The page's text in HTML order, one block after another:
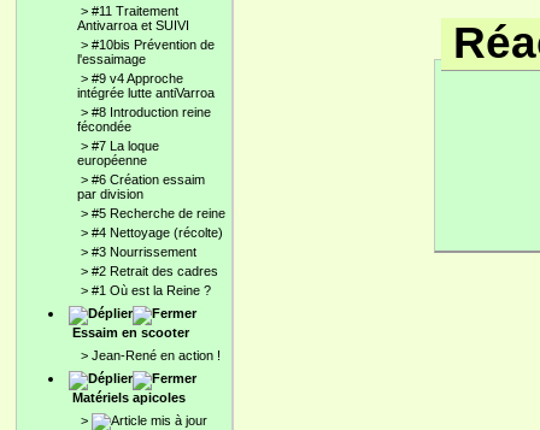
> #11 Traitement
Antivarroa et SUIVI
> #10bis Prévention de
l'essaimage
> #9 v4 Approche
intégrée lutte antiVarroa
> #8 Introduction reine
fécondée
> #7 La loque
européenne
> #6 Création essaim
par division
> #5 Recherche de reine
> #4 Nettoyage (récolte)
> #3 Nourrissement
> #2 Retrait des cadres
> #1 Où est la Reine ?
Essaim en scooter
> Jean-René en action !
Matériels apicoles
>